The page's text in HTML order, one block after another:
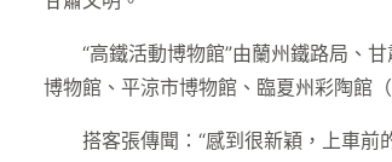
“高鐵活動博物館”由蘭州鐵路局、
博物館、平涼市博物館、臨夏州彩陶館
搭客張傳聞：“感到很新穎，上車